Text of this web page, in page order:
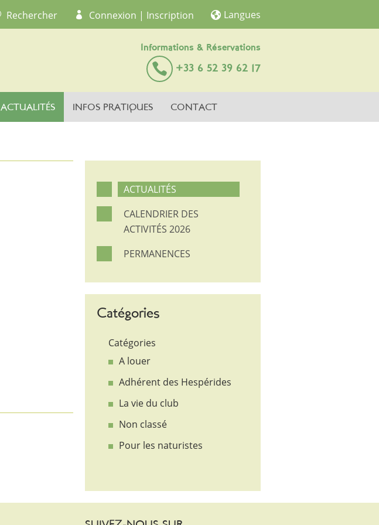
ACTUALITÉS INFOS PRATIQUES CONTACT
Rechercher Connexion | Inscription Langues
Informations & Réservations
+33 6 52 39 62 17
ACTUALITÉS
CALENDRIER DES
ACTIVITÉS 2026
PERMANENCES
Catégories
Catégories
A louer
Adhérent des Hespérides
La vie du club
Non classé
Pour les naturistes